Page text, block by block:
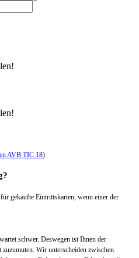
AVB TIC 18)
gekaufte Eintrittskarten, wenn einer der
schwer. Deswegen ist Ihnen der
Wir unterscheiden zwischen